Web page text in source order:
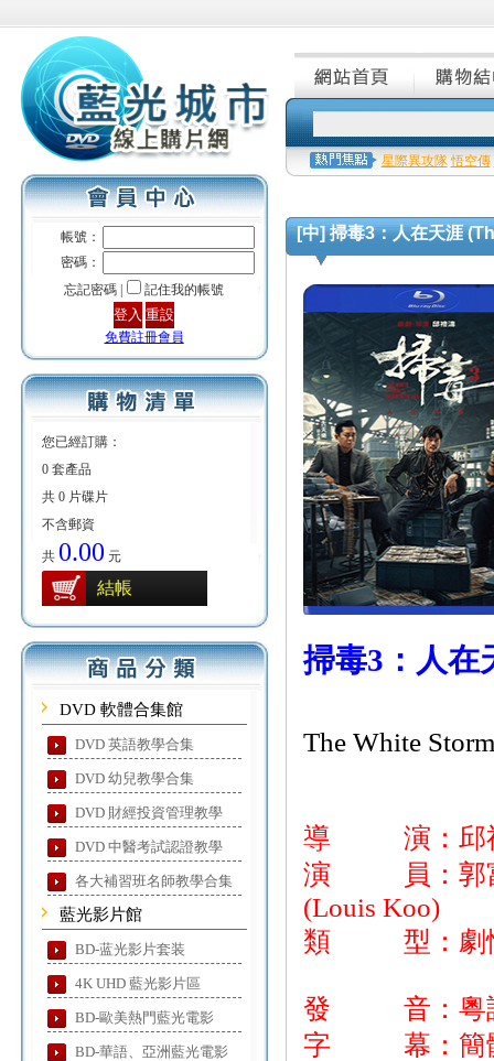
帳號：
密碼：
忘記密碼 |
記住我的帳號
免費註冊會員
您已經訂購：
0 套產品
共 0 片碟片
不含郵資
共 0.00 元
結帳
DVD 軟體合集館
DVD 英語教學合集
DVD 幼兒教學合集
DVD 財經投資管理教學
DVD 中醫考試認證教學
各大補習班名師教學合集
藍光影片館
BD-蓝光影片套装
4K UHD 藍光影片區
BD-歐美熱門藍光電影
BD-華語、亞洲藍光電影
星際異攻隊 悟空傳
[中] 掃毒3：人在天涯
掃毒3：人在
The White
導 演：邱
演 員：郭富
(Louis Koo)
類 型：劇
發 音：粵
字 幕：簡